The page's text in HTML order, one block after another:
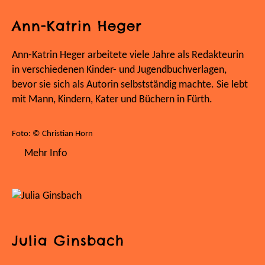
Ann-Katrin Heger
Ann-Katrin Heger arbeitete viele Jahre als Redakteurin
in verschiedenen Kinder- und Jugendbuchverlagen,
bevor sie sich als Autorin selbstständig machte. Sie lebt
mit Mann, Kindern, Kater und Büchern in Fürth.
Foto: © Christian Horn
Mehr Info
Julia Ginsbach